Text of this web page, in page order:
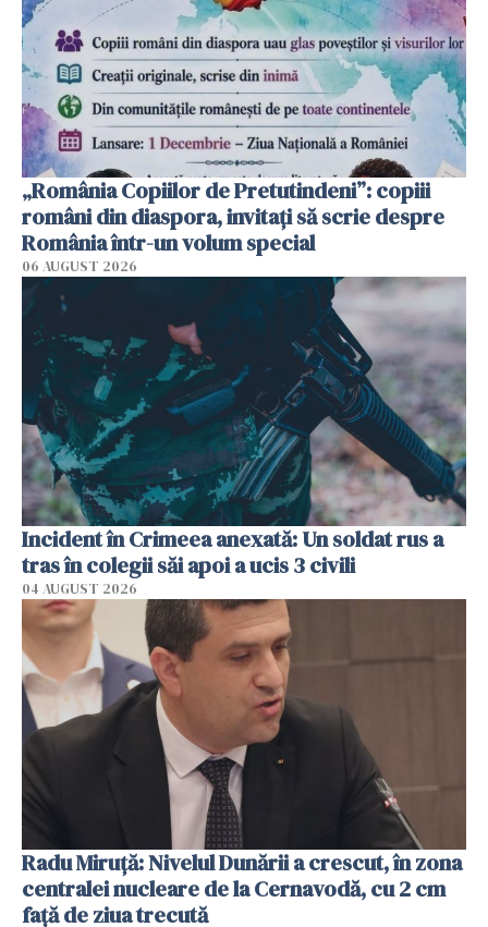
„România Copiilor de Pretutindeni”: copiii
români din diaspora, invitați să scrie despre
România într-un volum special
06 AUGUST 2026
Incident în Crimeea anexată: Un soldat rus a
tras în colegii săi apoi a ucis 3 civili
04 AUGUST 2026
Radu Miruţă: Nivelul Dunării a crescut, în zona
centralei nucleare de la Cernavodă, cu 2 cm
faţă de ziua trecută